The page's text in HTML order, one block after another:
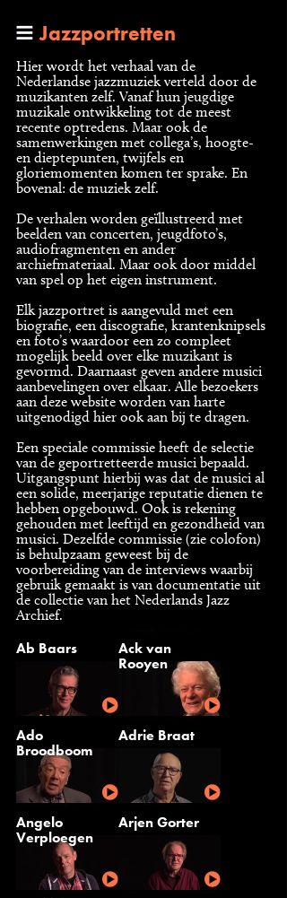
Jazzportretten
Hier wordt het verhaal van de
Nederlandse jazzmuziek verteld door de
muzikanten zelf. Vanaf hun jeugdige
muzikale ontwikkeling tot de meest
recente optredens. Maar ook de
samenwerkingen met collega’s, hoogte-
en dieptepunten, twijfels en
gloriemomenten komen ter sprake. En
bovenal: de muziek zelf.
De verhalen worden geïllustreerd met
beelden van concerten, jeugdfoto’s,
audiofragmenten en ander
archiefmateriaal. Maar ook door middel
van spel op het eigen instrument.
Elk jazzportret is aangevuld met een
biografie, een discografie, krantenknipsels
en foto’s waardoor een zo compleet
mogelijk beeld over elke muzikant is
gevormd. Daarnaast geven andere musici
aanbevelingen over elkaar. Alle bezoekers
aan deze website worden van harte
uitgenodigd hier ook aan bij te dragen.
Een speciale commissie heeft de selectie
van de geportretteerde musici bepaald.
Uitgangspunt hierbij was dat de musici al
een solide, meerjarige reputatie dienen te
hebben opgebouwd. Ook is rekening
gehouden met leeftijd en gezondheid van
musici. Dezelfde commissie (zie colofon)
is behulpzaam geweest bij de
voorbereiding van de interviews waarbij
gebruik gemaakt is van documentatie uit
de collectie van het Nederlands Jazz
Archief.
Ab Baars
Ack van
Rooyen
Ado
Broodboom
Adrie Braat
Angelo
Verploegen
Arjen Gorter